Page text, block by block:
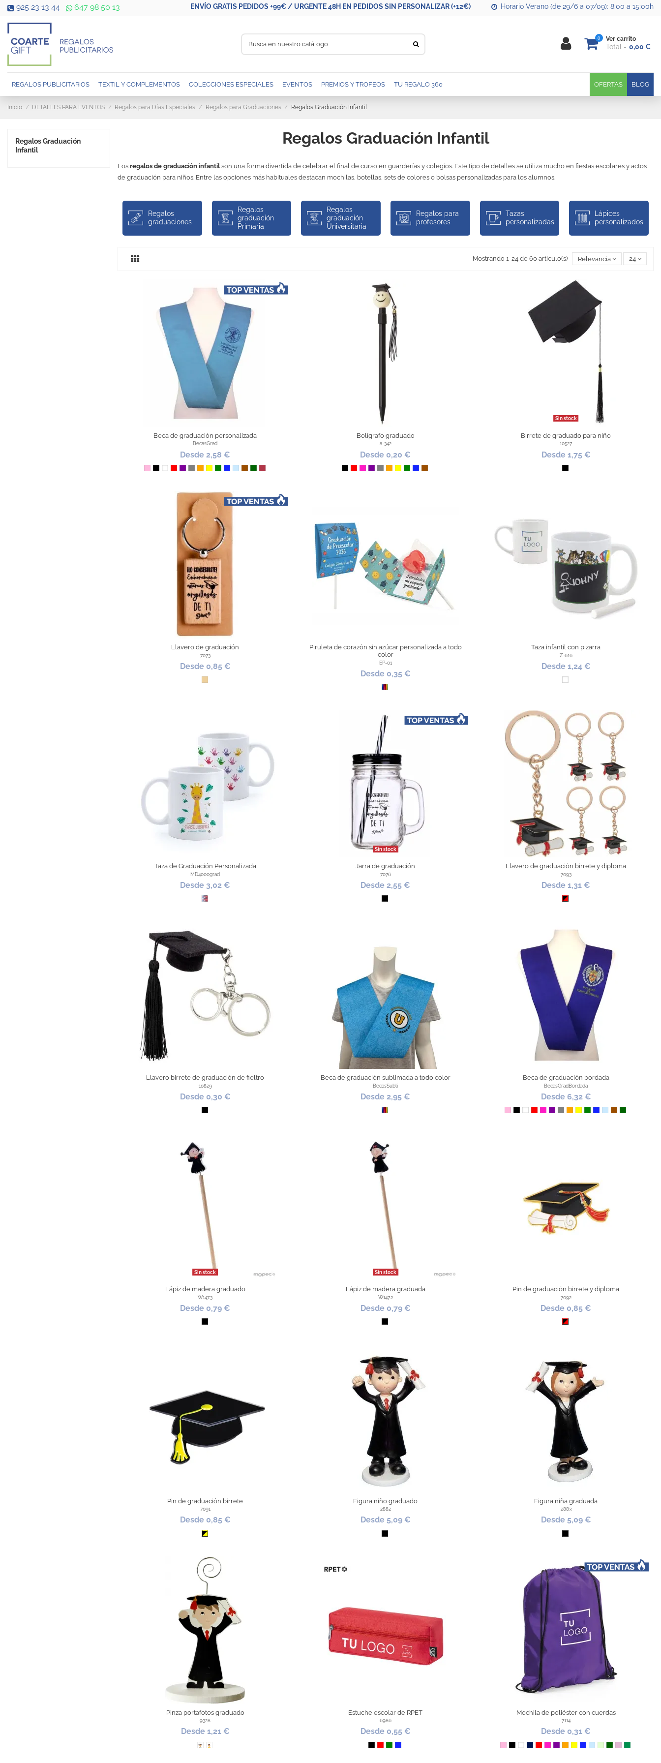
925 23 13 44 647 98 50 13 ENVÍO GRATIS PEDIDOS +99€ / URGENTE 48H EN PEDIDOS SIN PERSONALIZAR (+12€) Horario Verano (de 29/6 a 07/09): 8:00 a 15:00h
0 Ver carrito
Total 0,00 €
REGALOS PUBLICITARIOS TEXTIL Y COMPLEMENTOS COLECCIONES ESPECIALES EVENTOS PREMIOS Y TROFEOS BLOG
TU REGALO 360 OFERTAS
Inicio DETALLES PARA EVENTOS Regalos para Días Especiales Regalos para Graduaciones Regalos Graduación Infantil
Regalos Graduación Infantil
Los regalos de graduación infantil son una forma divertida de celebrar el final de curso en guarderías y colegios. Este tipo de detalles se utiliza mucho en fiestas escolares y actos
de graduación para niños. Entre las opciones más habituales destacan mochilas, botellas, sets de colores o bolsas personalizadas para los alumnos.
Regalos
graduaciones
Regalos
graduación
Primaria
Regalos
graduación
Universitaria
Regalos para
profesores
Tazas
personalizadas
Lápices
personalizados
Mostrando 1-24 de 60 artículo(s) Relevancia 24
Beca de graduación personalizada
BecasGrad
Desde 2,58 €
RosaNegroBlanco
RojoMorado
GrisNaranja
Amarillo
VerdeAzul Royal
Azul Claro
Marrón
Verde Oscuro
Granate
Bolígrafo graduado
a-342
Desde 0,20 €
Negro
RojoFucsiaMorado
GrisNaranja
Amarillo
VerdeAzul Royal
Marrón
Sin stock
Birrete de graduado para niño
10527
Desde 1,75 €
Negro
Llavero de graduación
7073
Desde 0,85 €
Madera
Piruleta de corazón sin azúcar personalizada a todo
color
EP-01
Desde 0,35 €
Todo Color
Taza infantil con pizarra
Z-616
Desde 1,24 €
Blanco
Taza de Graduación Personalizada
MD4000grad
Desde 3,02 €
Sublimación
Sin stock
Jarra de graduación
7076
Desde 2,55 €
Negro
Llavero de graduación birrete y diploma
7093
Desde 1,31 €
Negro / Rojo
Llavero birrete de graduación de fieltro
10829
Desde 0,30 €
Negro
Beca de graduación sublimada a todo color
BecasSubli
Desde 2,95 €
Todo Color
Beca de graduación bordada
BecasGradBordada
Desde 6,32 €
RosaNegroBlanco
RojoFucsiaMorado
GrisNaranja
Amarillo
VerdeAzul Royal
Azul Claro
MarrónVerde
Sin stock
Lápiz de madera graduado
W147.3
Desde 0,79 €
Negro
Sin stock
Lápiz de madera graduada
W147.2
Desde 0,79 €
Negro
Pin de graduación birrete y diploma
7092
Desde 0,85 €
Negro / Rojo
Pin de graduación birrete
7091
Desde 0,85 €
Negro / Amarillo
Figura niño graduado
2882
Desde 5,09 €
Negro
Figura niña graduada
2883
Desde 5,09 €
Negro
Pinza portafotos graduado
9328
Desde 1,21 €
ChicaChico
Estuche escolar de RPET
6986
Desde 0,55 €
Negro
RojoVerdeAzul Royal
Mochila de poliéster con cuerdas
7114
Desde 0,31 €
RosaNegroBlanco
Marino
RojoFucsiaMorado
Naranja
Amarillo
Azul Royal
Azul Claro
Verde Claro
Verde Oscuro
Rosa claro
Verde
Regalos Graduación
Infantil